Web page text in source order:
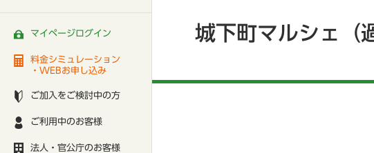
マイページログイン
料金シミュレーション
・WEBお申し込み
ご加入をご検討中の方
ご利用中のお客様
法人・官公庁のお客様
城下町マルシェ（